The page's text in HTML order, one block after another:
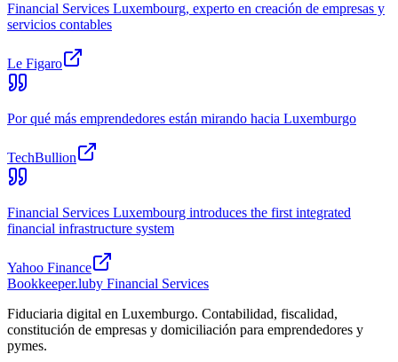
Financial Services Luxembourg, experto en creación de empresas y
servicios contables
Le Figaro
Por qué más emprendedores están mirando hacia Luxemburgo
TechBullion
Financial Services Luxembourg introduces the first integrated
financial infrastructure system
Yahoo Finance
Bookkeeper.luby Financial Services
Fiduciaria digital en Luxemburgo. Contabilidad, fiscalidad,
constitución de empresas y domiciliación para emprendedores y
pymes.